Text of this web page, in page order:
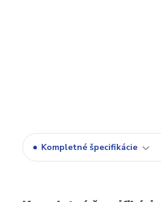
Kompletné špecifikácie